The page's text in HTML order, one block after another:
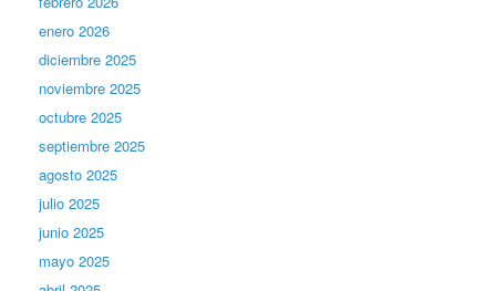
enero 2026
diciembre 2025
noviembre 2025
octubre 2025
septiembre 2025
agosto 2025
julio 2025
junio 2025
mayo 2025